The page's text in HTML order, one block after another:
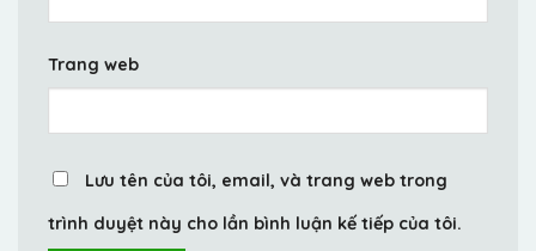
Trang web
Lưu tên của tôi, email, và trang web trong
trình duyệt này cho lần bình luận kế tiếp của tôi.